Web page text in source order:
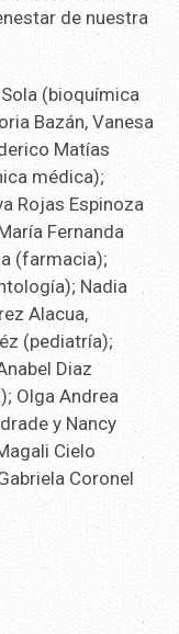
de nuestra
(bioquímica
Bazán, Vanesa
Matías
médica);
Rojas Espinoza
Fernanda
(farmacia);
Nadia
Alacua,
(pediatría);
Diaz
Olga Andrea
y Nancy
Cielo
Coronel